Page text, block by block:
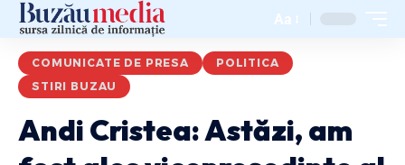
Aa
COMUNICATE DE PRESA
POLITICA
STIRI BUZAU
Andi Cristea: Astăzi, am